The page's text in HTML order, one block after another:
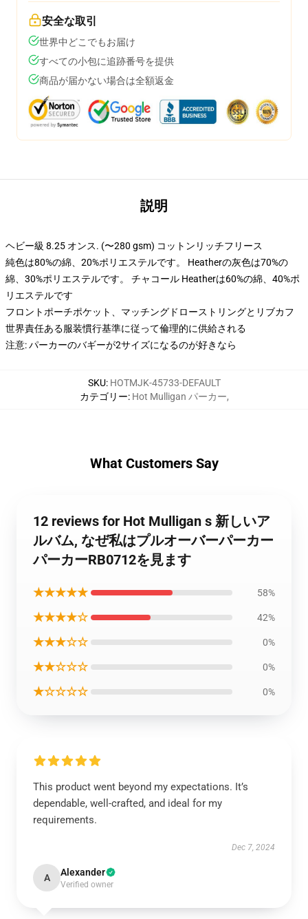
安全な取引
世界中どこでもお届け
すべての小包に追跡番号を提供
商品が届かない場合は全額返金
説明
ヘビー級 8.25 オンス. (〜280 gsm) コットンリッチフリース
純色は80%の綿、20%ポリエステルです。 Heatherの灰色は70%の
綿、30%ポリエステルです。 チャコール Heatherは60%の綿、40%ポ
リエステルです
フロントポーチポケット、マッチングドローストリングとリブカフ
世界責任ある服装慣行基準に従って倫理的に供給される
注意: パーカーのバギーが2サイズになるのが好きなら
SKU: HOTMJK-45733-DEFAULT
カテゴリー: Hot Mulligan パーカー,
What Customers Say
12 reviews for Hot Mulligan s 新しいア
ルバム, なぜ私はプルオーバーパーカー
パーカーRB0712を見ます
★★★★★ 58%
★★★★☆ 42%
★★★☆☆ 0%
★★☆☆☆ 0%
★☆☆☆☆ 0%
This product went beyond my expectations. It’s
dependable, well-crafted, and ideal for my
requirements.
Dec 7, 2024
A Alexander
Verified owner